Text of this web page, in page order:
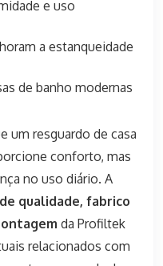
e uso
a estanqueidade
de banho modernas
um resguardo de casa
conforto, mas
no uso diário. A
qualidade, fabrico
da Profiltek
relacionados com